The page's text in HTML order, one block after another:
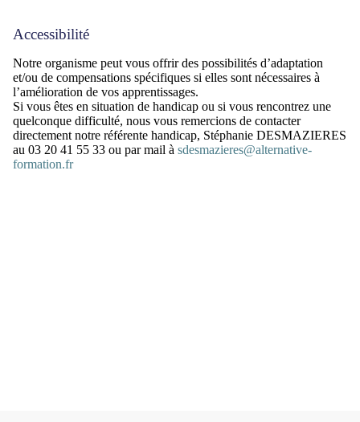
Accessibilité
Notre organisme peut vous offrir des possibilités d’adaptation
et/ou de compensations spécifiques si elles sont nécessaires à
l’amélioration de vos apprentissages.
Si vous êtes en situation de handicap ou si vous rencontrez une
quelconque difficulté, nous vous remercions de contacter
directement notre référente handicap, Stéphanie DESMAZIERES
au 03 20 41 55 33 ou par mail à sdesmazieres@alternative-
formation.fr